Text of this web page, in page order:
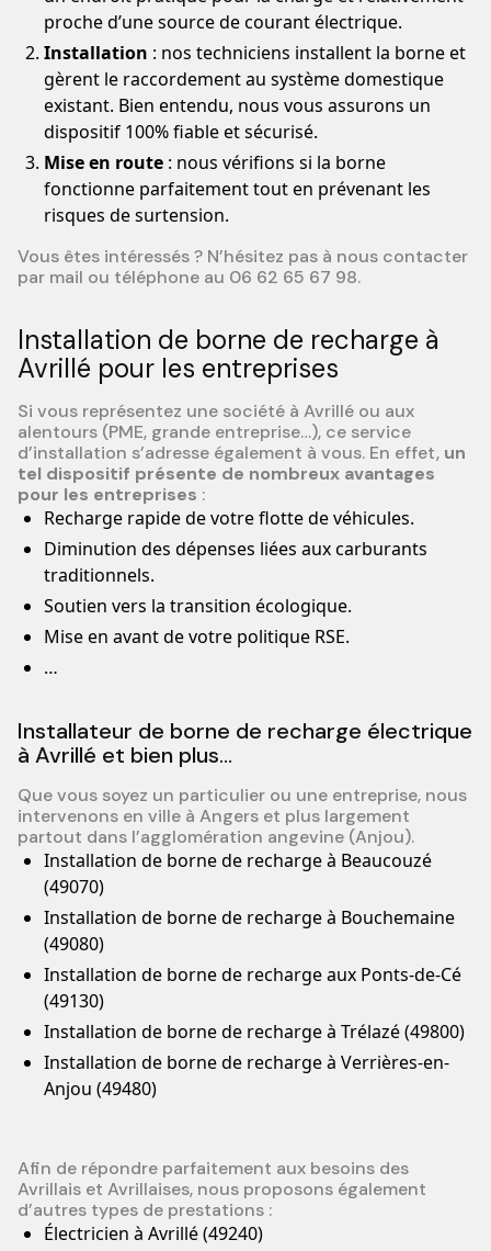
proche d’une source de courant électrique.
Installation : nos techniciens installent la borne et
gèrent le raccordement au système domestique
existant. Bien entendu, nous vous assurons un
dispositif 100% fiable et sécurisé.
Mise en route : nous vérifions si la borne
fonctionne parfaitement tout en prévenant les
risques de surtension.
Vous êtes intéressés ? N’hésitez pas à nous contacter
par mail ou téléphone au 06 62 65 67 98.
Installation de borne de recharge à
Avrillé pour les entreprises
Si vous représentez une société à Avrillé ou aux
alentours (PME, grande entreprise…), ce service
d’installation s’adresse également à vous. En effet, un
tel dispositif présente de nombreux avantages
pour les entreprises :
Recharge rapide de votre flotte de véhicules.
Diminution des dépenses liées aux carburants
traditionnels.
Soutien vers la transition écologique.
Mise en avant de votre politique RSE.
…
Installateur de borne de recharge électrique
à Avrillé et bien plus…
Que vous soyez un particulier ou une entreprise, nous
intervenons en ville à Angers et plus largement
partout dans l’agglomération angevine (Anjou).
Installation de borne de recharge à Beaucouzé
(49070)
Installation de borne de recharge à Bouchemaine
(49080)
Installation de borne de recharge aux Ponts-de-Cé
(49130)
Installation de borne de recharge à Trélazé (49800)
Installation de borne de recharge à Verrières-en-
Anjou (49480)
Afin de répondre parfaitement aux besoins des
Avrillais et Avrillaises, nous proposons également
d’autres types de prestations :
Électricien à Avrillé (49240)